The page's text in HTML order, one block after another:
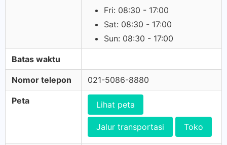
Fri: 08:30 - 17:00
Sat: 08:30 - 17:00
Sun: 08:30 - 17:00
Batas waktu
Nomor telepon 021-5086-8880
Peta Lihat peta
Jalur transportasi Toko